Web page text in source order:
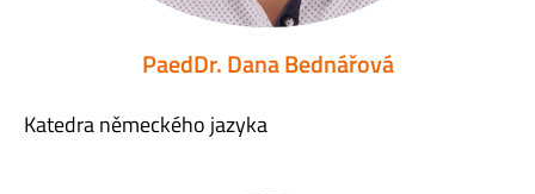
PaedDr. Dana Bednářová
Katedra německého jazyka